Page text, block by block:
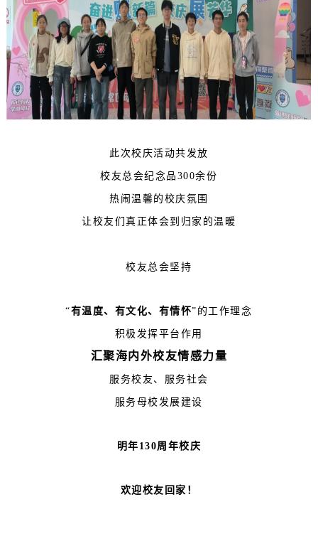
此次校庆活动共发放
校友总会纪念品300余份
热闹温馨的校庆氛围
让校友们真正体会到归家的温暖
校友总会坚持
“有温度、有文化、有情怀”的工作理念
积极发挥平台作用
汇聚海内外校友情感力量
服务校友、服务社会
服务母校发展建设
明年130周年校庆
欢迎校友回家！